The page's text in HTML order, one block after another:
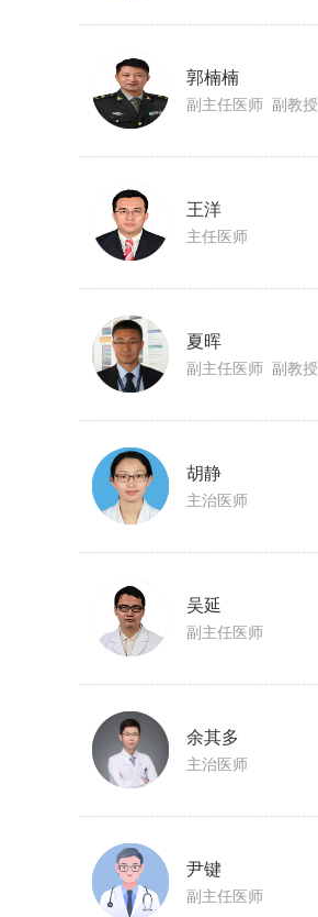
郭楠楠
副主任医师 副教授
王洋
主任医师
夏晖
副主任医师 副教授
胡静
主治医师
吴延
副主任医师
余其多
主治医师
尹键
副主任医师